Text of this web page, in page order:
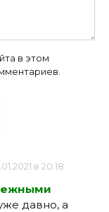
в этом
в 20:18
давно, а